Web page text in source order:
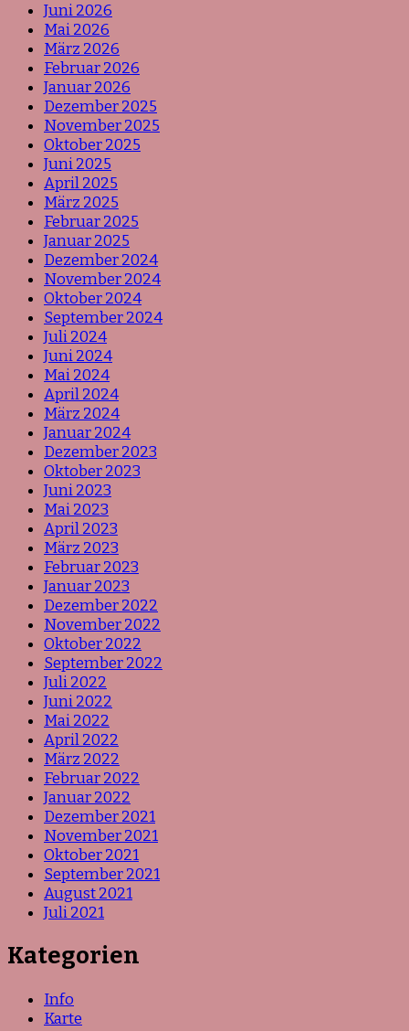
Juni 2026
Mai 2026
März 2026
Februar 2026
Januar 2026
Dezember 2025
November 2025
Oktober 2025
Juni 2025
April 2025
März 2025
Februar 2025
Januar 2025
Dezember 2024
November 2024
Oktober 2024
September 2024
Juli 2024
Juni 2024
Mai 2024
April 2024
März 2024
Januar 2024
Dezember 2023
Oktober 2023
Juni 2023
Mai 2023
April 2023
März 2023
Februar 2023
Januar 2023
Dezember 2022
November 2022
Oktober 2022
September 2022
Juli 2022
Juni 2022
Mai 2022
April 2022
März 2022
Februar 2022
Januar 2022
Dezember 2021
November 2021
Oktober 2021
September 2021
August 2021
Juli 2021
Kategorien
Info
Karte